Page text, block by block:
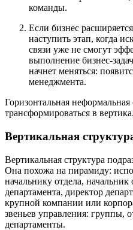
команды.
Если бизнес
наступить этап, когда
связи уже не смогут
выполнение бизнес-
начнет меняться:
менеджмента.
Горизонтальная
трансформироваться в
Вертикальная
Вертикальная структура
Она похожа на пирамиду:
начальнику отдела,
департамента, директор
крупной компании или
звеньев управления: группы,
департаменты.